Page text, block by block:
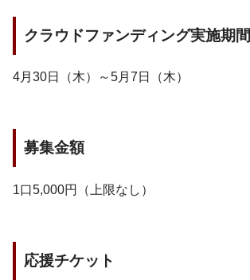
クラウドファンディング実施期間
4月30日（木）～5月7日（木）
募集金額
1口5,000円（上限なし）
応援チケット